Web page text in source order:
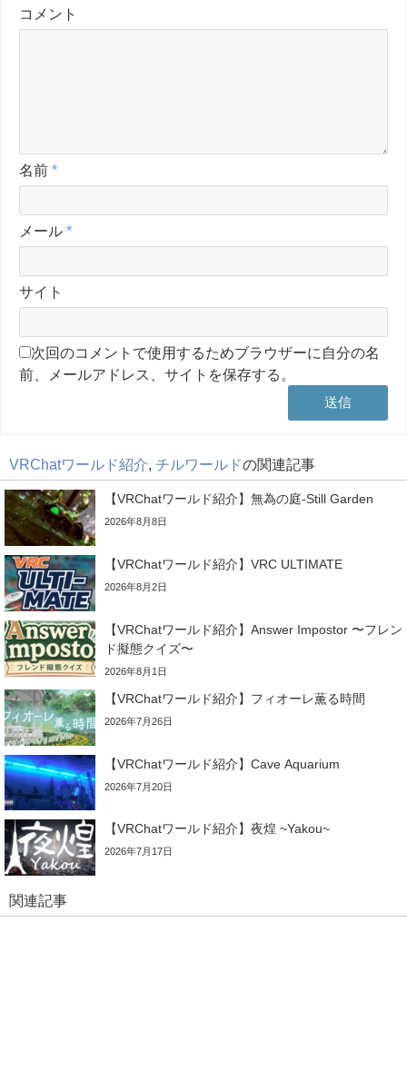
コメント
名前 *
メール *
サイト
次回のコメントで使用するためブラウザーに自分の名
前、メールアドレス、サイトを保存する。
VRChatワールド紹介 チルワールドの関連記事
【VRChatワールド紹介】無為の庭-Still Garden
2026年8月8日
【VRChatワールド紹介】VRC ULTIMATE
2026年8月2日
【VRChatワールド紹介】Answer Impostor 〜フレン
ド擬態クイズ〜
2026年8月1日
【VRChatワールド紹介】フィオーレ薫る時間
2026年7月26日
【VRChatワールド紹介】Cave Aquarium
2026年7月20日
【VRChatワールド紹介】夜煌 ~Yakou~
2026年7月17日
関連記事